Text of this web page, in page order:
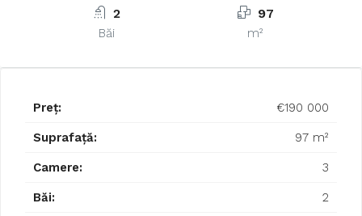
2
Băi
97
m²
Preț: €190 000
Suprafață: 97 m²
Camere: 3
Băi: 2